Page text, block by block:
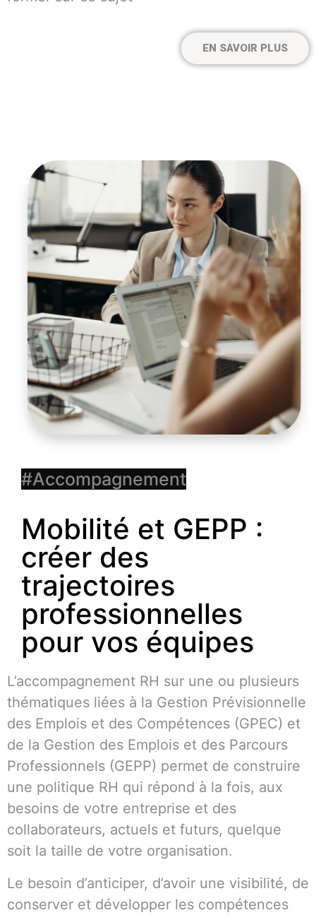
EN SAVOIR PLUS
Mobilité et GEPP :
créer des
trajectoires
professionnelles
pour vos équipes
L’accompagnement RH sur une ou plusieurs
thématiques liées à la Gestion Prévisionnelle
des Emplois et des Compétences (GPEC) et
de la Gestion des Emplois et des Parcours
Professionnels (GEPP) permet de construire
une politique RH qui répond à la fois, aux
besoins de votre entreprise et des
collaborateurs, actuels et futurs, quelque
soit la taille de votre organisation.
Le besoin d’anticiper, d’avoir une visibilité, de
conserver et développer les compétences